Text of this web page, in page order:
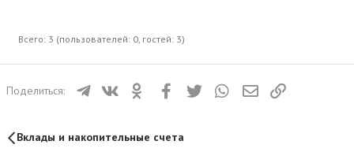
Всего: 3 (пользователей: 0, гостей: 3)
Поделиться: ТелеграмВКонтактеОдноклассники
FacebookTwitter WhatsAppЭлектронная почта
Вклады и накопительные счета